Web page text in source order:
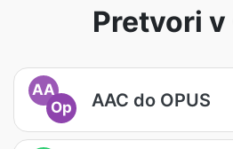
Pretvori v
AA
Op
AAC do OPUS